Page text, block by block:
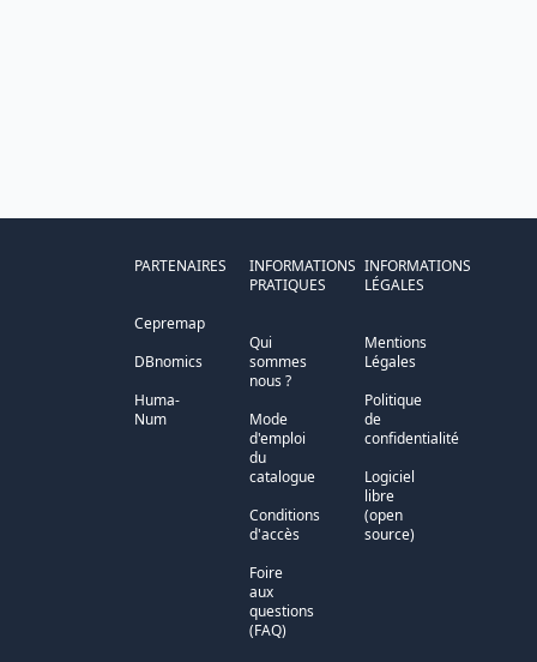
PARTENAIRES
Cepremap
DBnomics
Huma-
Num
INFORMATIONS
PRATIQUES
Qui
sommes
nous ?
Mode
d'emploi
du
catalogue
Conditions
d'accès
Foire
aux
questions
(FAQ)
INFORMATIONS
LÉGALES
Mentions
Légales
Politique
de
confidentialité
Logiciel
libre
(open
source)